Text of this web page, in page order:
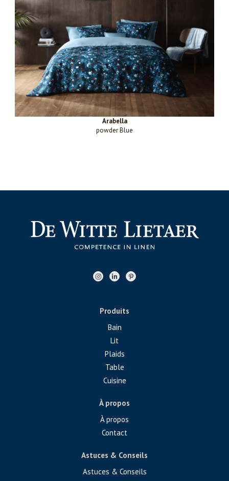
Arabella
powder Blue
Produits
Bain
Lit
Plaids
Table
Cuisine
À propos
À propos
Contact
Astuces & Conseils
Astuces & Conseils